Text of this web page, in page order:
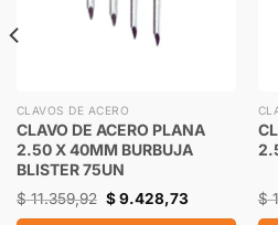
CLAVOS DE ACERO
CLAVO DE ACERO PLANA
2.50 X 40MM BURBUJA
BLISTER 75UN
$11.359,92 $9.428,73 $